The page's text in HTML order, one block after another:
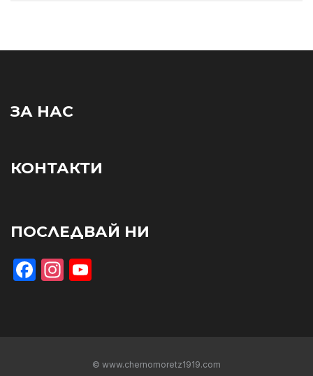
ЗА НАС
КОНТАКТИ
ПОСЛЕДВАЙ НИ
Facebook
Instagram
© www.chernomoretz1919.com